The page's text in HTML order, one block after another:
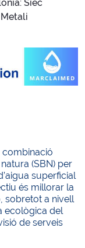
Sieć
combinació
(SBN) per
superficial
és millorar la
sobretot a nivell
ecològica del
de serveis